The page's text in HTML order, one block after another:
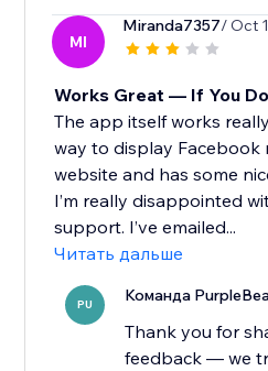
MI
Miranda7357/ Oct
Works Great — If You
The app itself works
way to display Facebook
website and has some
I’m really disappointed
support. I’ve emailed...
Читать дальше
PU Команда
Thank you for
feedback — we